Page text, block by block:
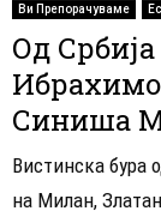
Ви Препорачуваме
Од
Синиша
Вистинска бура
на Милан,